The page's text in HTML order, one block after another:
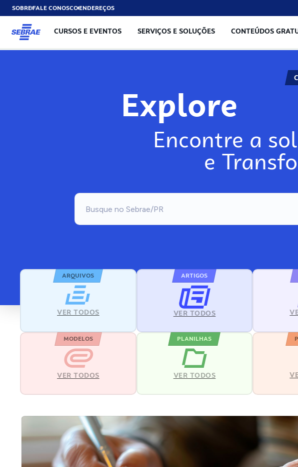
SOBREFALE CONOSCOENDEREÇOS
CURSOS E EVENTOS SERVIÇOS E SOLUÇÕES CONTEÚDOS
Explore
Encontre a
e
ARQUIVOS
VER TODOS
ARTIGOS
VER TODOS
MODELOS
VER TODOS
PLANILHAS
VER TODOS